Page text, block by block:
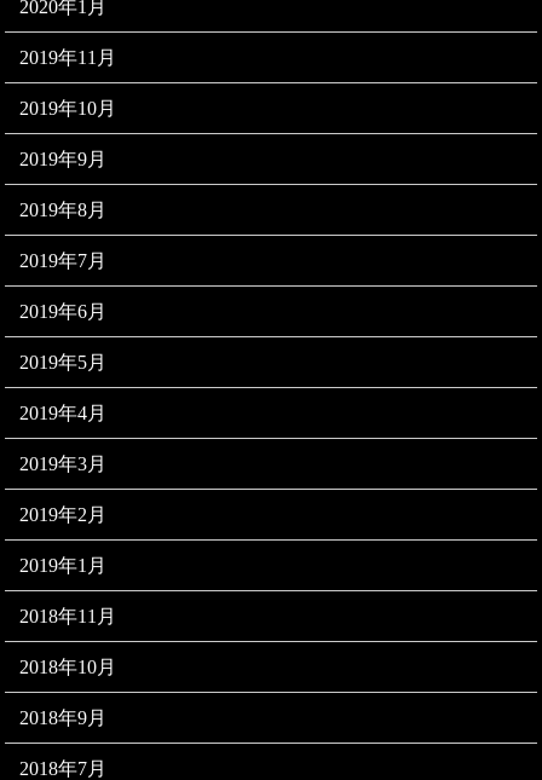
2020年1月
2019年11月
2019年10月
2019年9月
2019年8月
2019年7月
2019年6月
2019年5月
2019年4月
2019年3月
2019年2月
2019年1月
2018年11月
2018年10月
2018年9月
2018年7月